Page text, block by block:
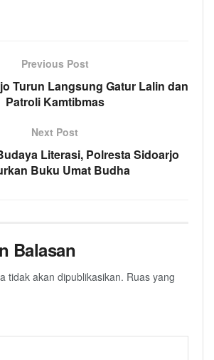
Previous Post
Turun Langsung Gatur Lalin dan
Patroli Kamtibmas
Next Post
Literasi, Polresta Sidoarjo
Buku Umat Budha
Balasan
tidak akan dipublikasikan. Ruas yang